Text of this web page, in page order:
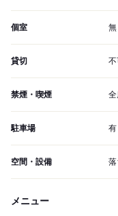
個室 無
貸切
禁煙・喫煙 全
駐車場 有
空間・設備 落
メニュー